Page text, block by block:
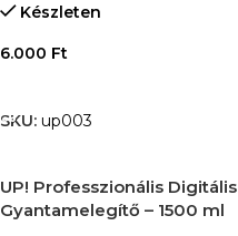
Készleten
6.000 Ft
SKU: up003
UP! Professzionális Digitális
Gyantamelegítő – 1500 ml